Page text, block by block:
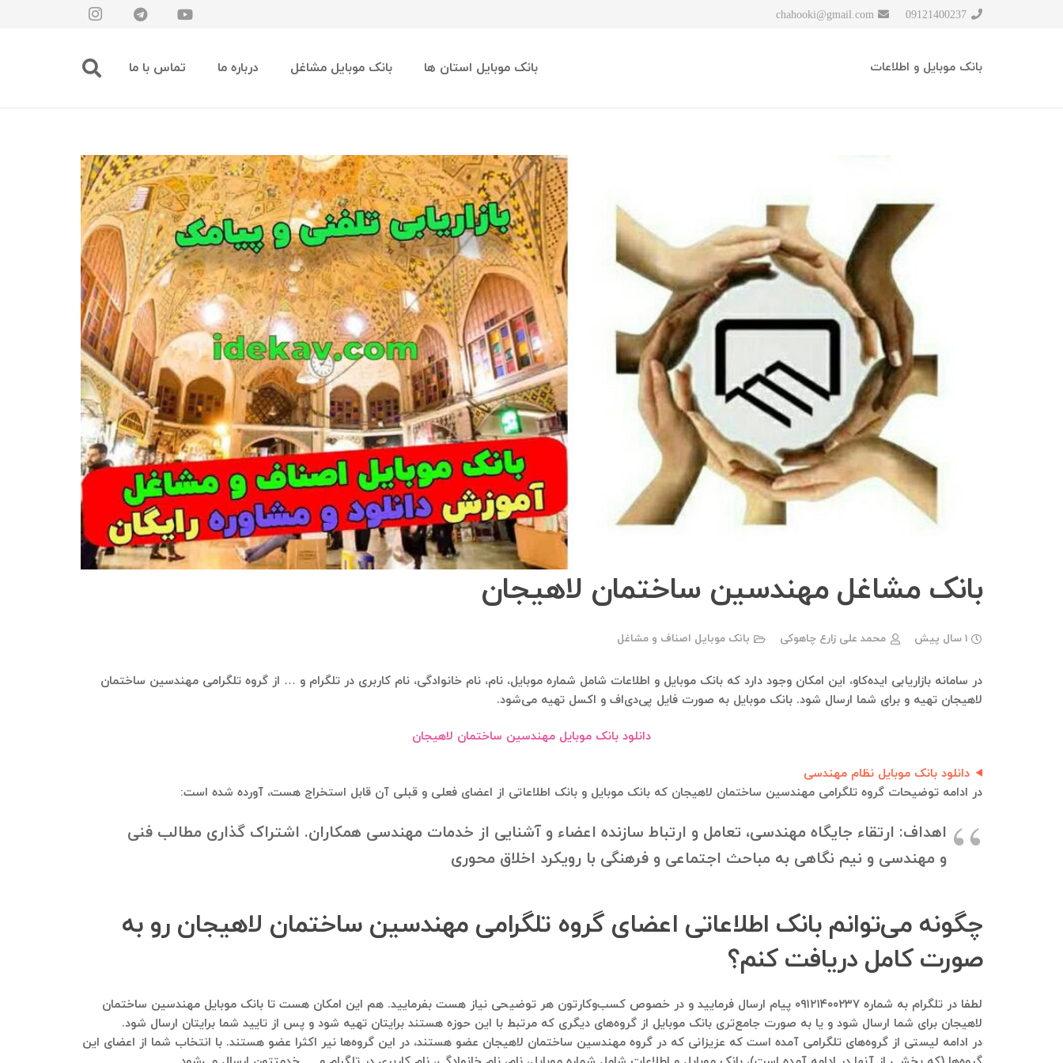
09121400237
chahooki@gmail.com
بانک موبایل و اطلاعات بانک موبایل استان ها بانک موبایل مشاغل درباره ما تماس با ما
بانک مشاغل مهندسین ساختمان لاهیجان
1 سال پیش محمد علی زارع چاهوکی بانک موبایل اصناف و مشاغل
در سامانه بازاریابی ایده‌کاو، این امکان وجود دارد که بانک موبایل و اطلاعات شامل شماره موبایل، نام، نام خانوادگی، نام کاربری در تلگرام و … از گروه تلگرامی مهندسین ساختمان
لاهیجان تهیه و برای شما ارسال شود. بانک موبایل به صورت فایل پی‌دی‌اف و اکسل تهیه می‌شود.
دانلود بانک موبایل مهندسین ساختمان لاهیجان
دانلود بانک موبایل نظام مهندسی
در ادامه توضیحات گروه تلگرامی مهندسین ساختمان لاهیجان که بانک موبایل و بانک اطلاعاتی از اعضای فعلی و قبلی آن قابل استخراج هست، آورده شده است:
اهداف: ارتقاء جایگاه مهندسی، تعامل و ارتباط سازنده اعضاء و آشنایی از خدمات مهندسی همکاران. اشتراک گذاری مطالب فنی
و مهندسی و نیم نگاهی به مباحث اجتماعی و فرهنگی با رویکرد اخلاق محوری
چگونه می‌توانم بانک اطلاعاتی اعضای گروه تلگرامی مهندسین ساختمان لاهیجان رو به
صورت کامل دریافت کنم؟
لطفا در تلگرام به شماره ۰۹۱۲۱۴۰۰۲۳۷ پیام ارسال فرمایید و در خصوص کسب‌وکارتون هر توضیحی نیاز هست بفرمایید. هم این امکان هست تا بانک موبایل مهندسین ساختمان
لاهیجان برای شما ارسال شود و یا به صورت جامع‌تری بانک موبایل از گروه‌های دیگری که مرتبط با این حوزه هستند برایتان تهیه شود و پس از تایید شما برایتان ارسال شود.
در ادامه لیستی از گروه‌های تلگرامی آمده است که عزیزانی که در گروه مهندسین ساختمان لاهیجان عضو هستند، در این گروه‌ها نیر اکثرا عضو هستند. با انتخاب شما از اعضای این